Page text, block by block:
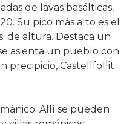
de lavas basálticas,
Su pico más alto es el
de altura. Destaca un
asienta un pueblo con
precipicio, Castellfollit
Allí se pueden